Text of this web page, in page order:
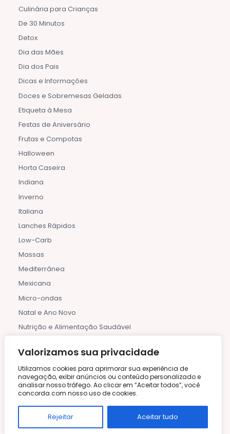
Valorizamos sua privacidade
Utilizamos cookies para aprimorar sua experiência de
navegação, exibir anúncios ou conteúdo personalizado e
analisar nosso tráfego. Ao clicar em “Aceitar todos”, você
concorda com nosso uso de cookies.
Rejeitar Aceitar tudo
Culinária para Crianças
De 30 Minutos
Detox
Dia das Mães
Dia dos Pais
Dicas e Informações
Doces e Sobremesas Geladas
Etiqueta à Mesa
Festas de Aniversário
Frutas e Compotas
Halloween
Horta Caseira
Indiana
Inverno
Italiana
Lanches Rápidos
Low-Carb
Massas
Mediterrânea
Mexicana
Micro-ondas
Natal e Ano Novo
Nutrição e Alimentação Saudável
Outono
Páscoa
Peixes e Frutos do Mar
Planejamento de Refeições
Pratos de Uma Panela